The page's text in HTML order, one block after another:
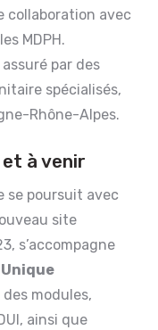
collaboration avec
MDPH.
par des
spécialisés,
Rhône-Alpes.
à venir
se poursuit avec
site
s’accompagne
des modules,
ainsi que